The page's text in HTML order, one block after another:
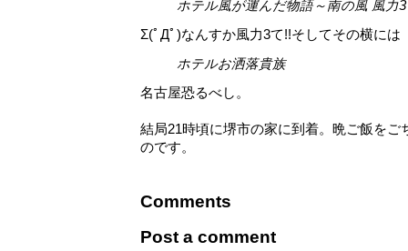
ホテル風が運んだ物語～南の風 風力3
Σ(ﾟДﾟ)なんすか風力3て!!そしてその横には
ホテルお洒落貴族
名古屋恐るべし。
結局21時頃に堺市の家に到着。晩ご飯をご
のです。
Comments
Post a comment